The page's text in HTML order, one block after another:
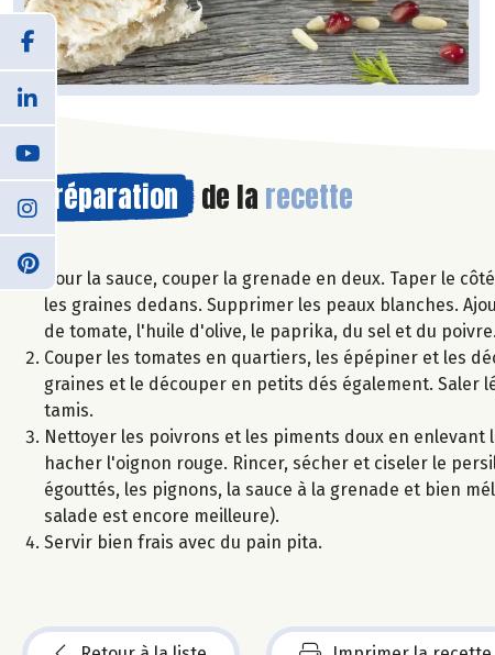
Préparation de la recette
Pour la sauce, couper la grenade en deux. Taper le
les graines dedans. Supprimer les peaux blanches.
de tomate, l'huile d'olive, le paprika, du sel et du
Couper les tomates en quartiers, les épépiner et les
graines et le découper en petits dés également. Saler
tamis.
Nettoyer les poivrons et les piments doux en
hacher l'oignon rouge. Rincer, sécher et ciseler le
égouttés, les pignons, la sauce à la grenade et bien
salade est encore meilleure).
Servir bien frais avec du pain pita.